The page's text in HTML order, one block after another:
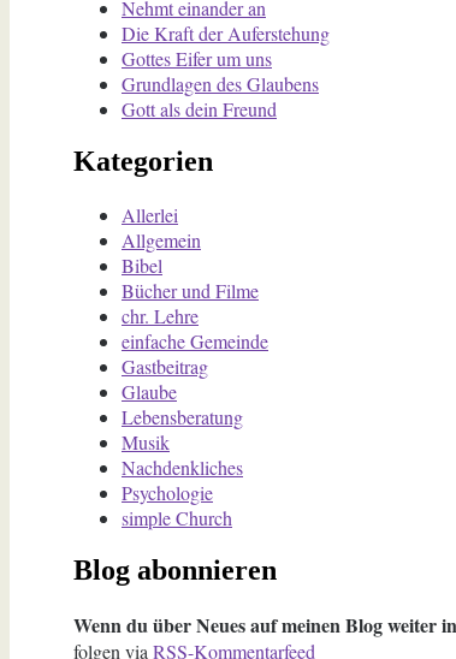
Nehmt einander an
Die Kraft der Auferstehung
Gottes Eifer um uns
Grundlagen des Glaubens
Gott als dein Freund
Kategorien
Allerlei
Allgemein
Bibel
Bücher und Filme
chr. Lehre
einfache Gemeinde
Gastbeitrag
Glaube
Lebensberatung
Musik
Nachdenkliches
Psychologie
simple Church
Blog abonnieren
Wenn du über Neues auf meinen Blog weiter
folgen via RSS-Kommentarfeed